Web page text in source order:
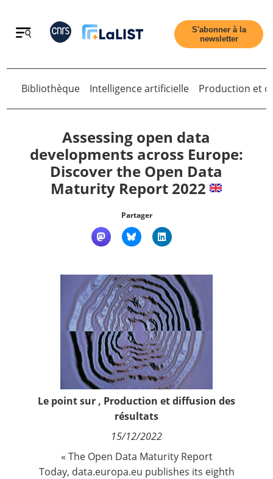
Retour
Qui sommes nous ?
Nous suivre
S'abonner à la
newsletter
Retour
Bibliothèque Intelligence artificielle Production et
Assessing open data
developments across Europe:
Discover the Open Data
Maturity Report 2022
Partager
Le point sur , Production et diffusion des
résultats
15/12/2022
« The Open Data Maturity Report
Today, data.europa.eu publishes its eighth